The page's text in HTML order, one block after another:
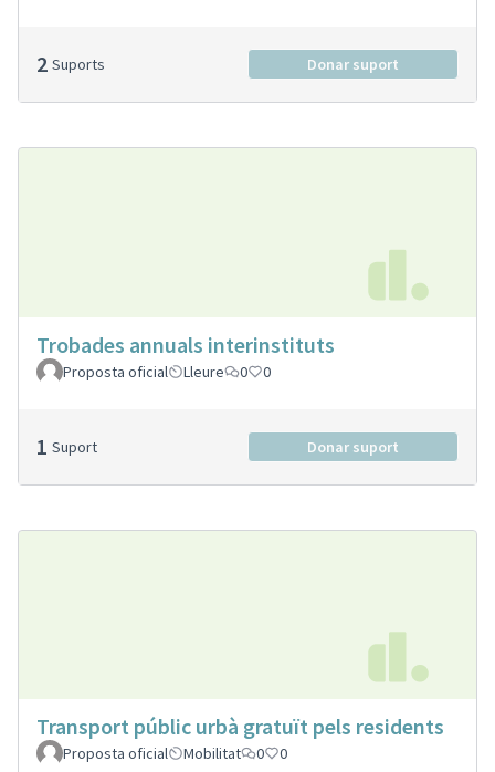
2 Suports Donar suport
Trobades annuals interinstituts
Proposta oficial Lleure 0 0
1 Suport Donar suport
Transport públic urbà gratuït pels residents
Proposta oficial Mobilitat 0 0